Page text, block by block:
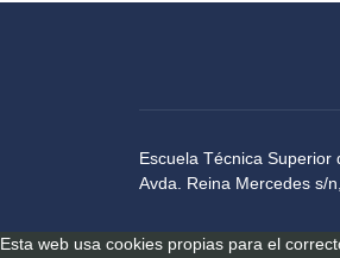
Escuela Técnica
Avda. Reina Mercedes s/
Esta web usa cookies propias para el